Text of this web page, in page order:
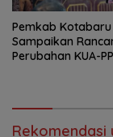
Pemkab Kotabaru
Sampaikan
Perubahan KUA-
Rekomendasi